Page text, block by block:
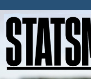
till